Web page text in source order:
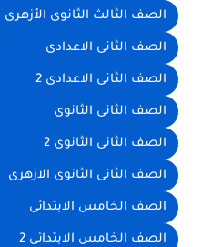
الصف الثالث الثانوى الأزهرى
الصف الثانى الاعدادى
الصف الثانى الاعدادى 2
الصف الثانى الثانوى
الصف الثانى الثانوى 2
الصف الثانى الثانوى الازهرى
الصف الخامس الابتدائى
الصف الخامس الابتدائى 2